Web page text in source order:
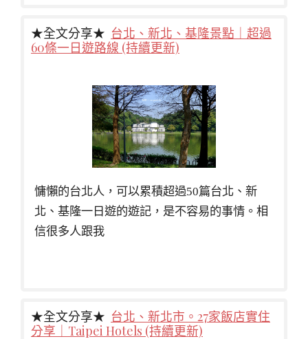
★全文分享★ 台北、新北、基隆景點｜超過
60條一日遊路線 (持續更新)
慵懶的台北人，可以累積超過50篇台北、新
北、基隆一日遊的遊記，是不容易的事情。相
信很多人跟我
★全文分享★ 台北、新北市。27家飯店實住
分享｜Taipei Hotels (持續更新)